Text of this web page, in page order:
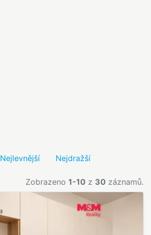
Nejlevnější Nejdražší
Zobrazeno 1-10 z 30 záznamů.